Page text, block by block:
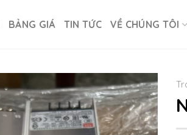
BẢNG GIÁ TIN TỨC VỀ CHÚNG TÔI